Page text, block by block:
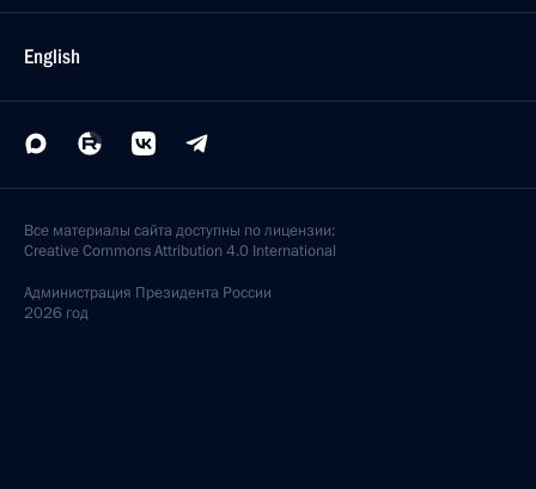
English
Все материалы сайта доступны по лицензии:
Creative Commons Attribution 4.0 International
Администрация Президента России
2026 год